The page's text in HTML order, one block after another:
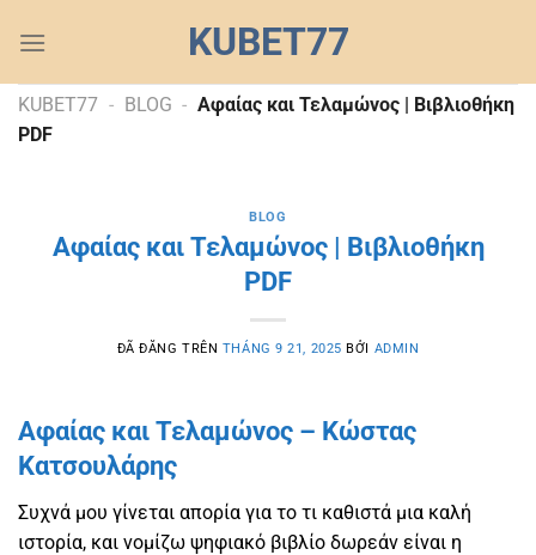
đến
dung
KUBET77
KUBET77 - BLOG - Αφαίας και Τελαμώνος | Βιβλιοθήκη
PDF
BLOG
Αφαίας και Τελαμώνος | Βιβλιοθήκη
PDF
ĐÃ ĐĂNG TRÊN THÁNG 9 21, 2025 BỞI ADMIN
Αφαίας και Τελαμώνος – Κώστας
Κατσουλάρης
Συχνά μου γίνεται απορία για το τι καθιστά μια καλή
ιστορία, και νομίζω ψηφιακό βιβλίο δωρεάν είναι η